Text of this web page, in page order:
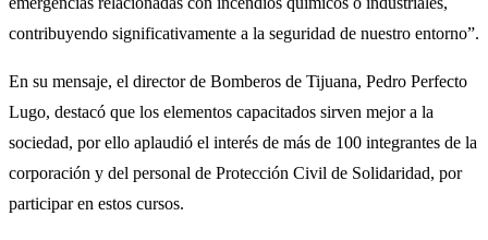
contribuyendo significativamente a la seguridad de nuestro entorno”.
En su mensaje, el director de Bomberos de Tijuana, Pedro Perfecto
Lugo, destacó que los elementos capacitados sirven mejor a la
sociedad, por ello aplaudió el interés de más de 100 integrantes de la
corporación y del personal de Protección Civil de Solidaridad, por
participar en estos cursos.